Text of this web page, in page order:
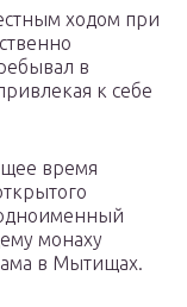
ходом при
в
к себе
время
монаху
в Мытищах.